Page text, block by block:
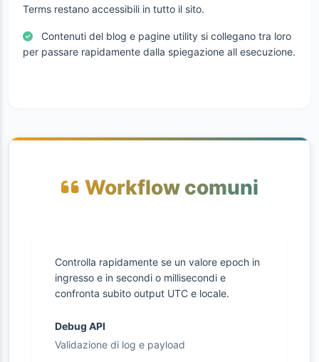
Terms restano accessibili in tutto il sito.
Contenuti del blog e pagine utility si collegano tra loro
per passare rapidamente dalla spiegazione all esecuzione.
Workflow comuni
Controlla rapidamente se un valore epoch in
ingresso e in secondi o millisecondi e
confronta subito output UTC e locale.
Debug API
Validazione di log e payload